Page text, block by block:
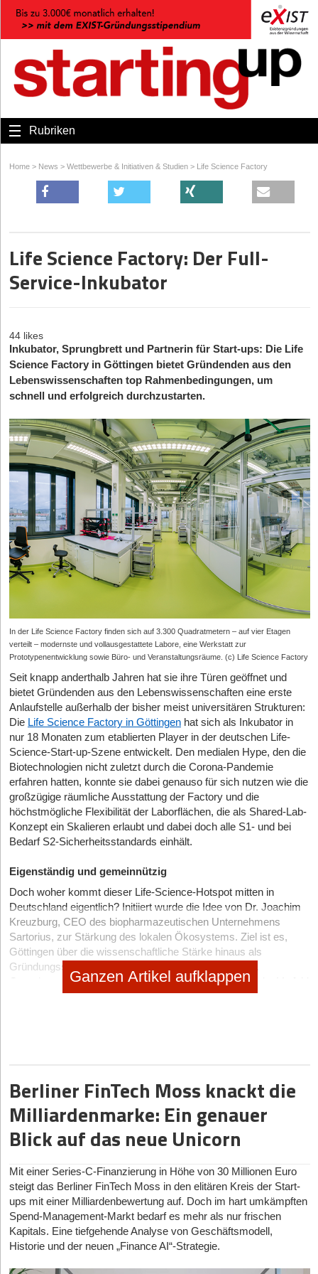
Rubriken
Home > News > Wettbewerbe & Initiativen & Studien > Life Science Factory
Life Science Factory: Der Full-
Service-Inkubator
44 likes
Inkubator, Sprungbrett und Partnerin für Start-ups: Die Life
Science Factory in Göttingen bietet Gründenden aus den
Lebenswissenschaften top Rahmenbedingungen, um
schnell und erfolgreich durchzustarten.
In der Life Science Factory finden sich auf 3.300 Quadratmetern – auf vier Etagen
verteilt – modernste und vollausgestattete Labore, eine Werkstatt zur
Prototypenentwicklung sowie Büro- und Veranstaltungsräume. (c) Life Science Factory
Seit knapp anderthalb Jahren hat sie ihre Türen geöffnet und
bietet Gründenden aus den Lebenswissenschaften eine erste
Anlaufstelle außerhalb der bisher meist universitären Strukturen:
Die Life Science Factory in Göttingen hat sich als Inkubator in
nur 18 Monaten zum etablierten Player in der deutschen Life-
Science-Start-up-Szene entwickelt. Den medialen Hype, den die
Biotechnologien nicht zuletzt durch die Corona-Pandemie
erfahren hatten, konnte sie dabei genauso für sich nutzen wie die
groß­zügige räumliche Ausstattung der Factory und die
höchstmögliche Flexibilität der Laborflächen, die als Shared-Lab­-
Konzept ein Skalieren erlaubt und dabei doch alle S1- und bei
Bedarf S2-Sicherheitsstandards einhält.
Eigenständig und gemeinnützig
Doch woher kommt dieser Life-Science-Hotspot mitten in
Deutschland eigentlich? Initiiert wurde die Idee von Dr. Joachim
Kreuzburg, CEO des biopharmazeutischen Unternehmens
Sartorius, zur Stärkung des lokalen Ökosystems. Ziel ist es,
Göttingen über die wissenschaftliche Stärke hinaus als
Gründungsstandort in den Life Sciences zu etablieren.
Gemeinsam mit weiteren lokalen Akteur*innen ist man im Vorfeld
an verschiedene weltweite Standorte, vor allem in den USA,
starkem Know-how-Transfer auch erstklassige Mentoring-
Programme sowie State-of-the-Art-Equipment und -Geräte
bereithält, die bereits in der monatlichen Mietzahlung enthalten
sind.
Auf 3.300 Quadratmetern finden sich auf vier Etagen modernste
und vollausgestattete Labore, eine Werkstatt zur
Prototypenentwicklung sowie Büro- und Veranstaltungsräume.
Zusätzlich profitieren Gründer*innen von einem umfassenden
Beratungsprogramm. In der Life Science Factory können Start-
vorab wird das Start-up vom Team der Life Science Factory bei
Ganzen Artikel aufklappen
Berliner FinTech Moss knackt die
Milliardenmarke: Ein genauer
Blick auf das neue Unicorn
Mit einer Series-C-Finanzierung in Höhe von 30 Millionen Euro
steigt das Berliner FinTech Moss in den elitären Kreis der Start-
ups mit einer Milliardenbewertung auf. Doch im hart umkämpften
Spend-Management-Markt bedarf es mehr als nur frischen
Kapitals. Eine tiefgehende Analyse von Geschäftsmodell,
Historie und der neuen „Finance AI“-Strategie.